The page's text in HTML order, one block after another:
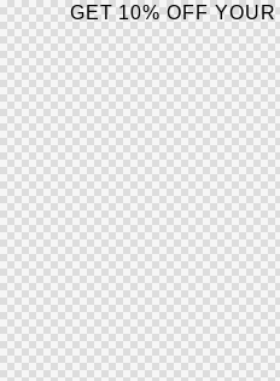
GET 10% OFF